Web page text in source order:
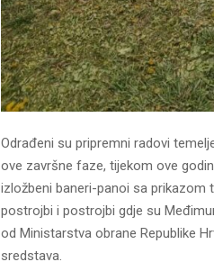
Odrađeni su pripremni radovi
ove završne faze, tijekom ove
izložbeni baneri-panoi sa prikazom
postrojbi i postrojbi gdje su
od Ministarstva obrane Republike
sredstava.